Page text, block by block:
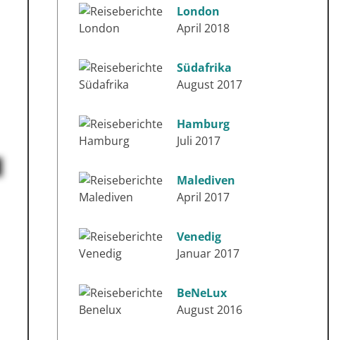
London
April 2018
Südafrika
August 2017
Hamburg
Juli 2017
Malediven
April 2017
Venedig
Januar 2017
BeNeLux
August 2016